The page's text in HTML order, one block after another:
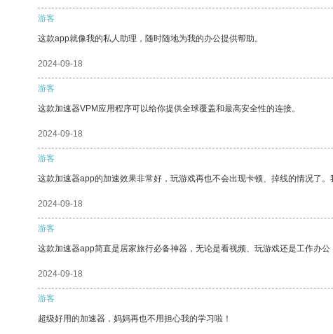
游客
这款app就像我的私人助理，随时随地为我的办公提供帮助。
2024-09-18
游客
这款加速器VPM应用程序可以给你提供全球覆盖和最高安全性的连接。
2024-09-18
游客
这款加速器app的加速效果非常好，玩游戏再也不会出现卡顿、掉线的情况了
2024-09-18
游客
这款加速器app简直是居家旅行必备神器，无论是看视频、玩游戏还是工作办公
2024-09-18
游客
超级好用的加速器，妈妈再也不用担心我的学习啦！